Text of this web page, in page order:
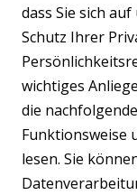
dass Sie sich
Schutz Ihrer
wichtiges
die
Funktionsweise
lesen. Sie